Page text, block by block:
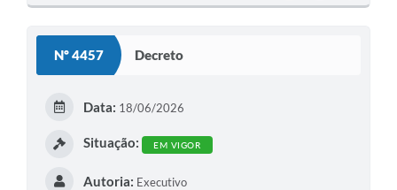
Nº 4457 Decreto
Data: 18/06/2026
Situação: EM VIGOR
Autoria: Executivo